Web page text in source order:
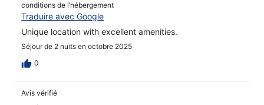
conditions de l’hébergement
Traduire avec Google
Unique location with excellent amenities.
Séjour de 2 nuits en octobre 2025
0
Avis vérifié